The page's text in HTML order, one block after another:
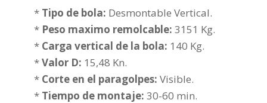
precios:
desde
352,72€
428,22€
* Tipo de bola: Desmontable Vertical.
* Peso maximo remolcable: 3151 Kg.
* Carga vertical de la bola: 140 Kg.
*Valor D: 15,48 Kn.
* Corte en el paragolpes: Visible.
* Tiempo de montaje: 30-60 min.